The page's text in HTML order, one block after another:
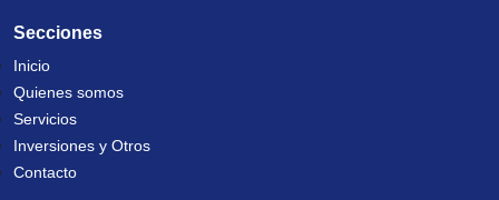
Secciones
Inicio
Quienes somos
Servicios
Inversiones y Otros
Contacto